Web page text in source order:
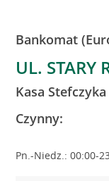
Bankomat
UL. STARY
Kasa Stefczyka
Czynny:
Pn.-Niedz.: 00:00-